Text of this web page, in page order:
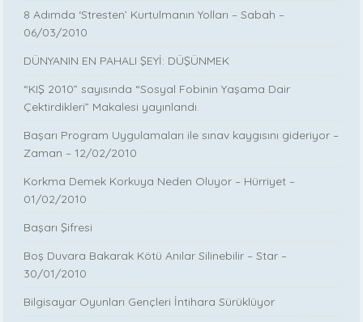
8 Adımda ‘Stresten’ Kurtulmanın Yolları – Sabah –
06/03/2010
DÜNYANIN EN PAHALI ŞEYİ: DÜŞÜNMEK
“KIŞ 2010” sayısında “Sosyal Fobinin Yaşama Dair
Çektirdikleri” Makalesi yayınlandı.
Başarı Program Uygulamaları ile sınav kaygısını gideriyor –
Zaman – 12/02/2010
Korkma Demek Korkuya Neden Oluyor – Hürriyet –
01/02/2010
Başarı Şifresi
Boş Duvara Bakarak Kötü Anılar Silinebilir – Star –
30/01/2010
Bilgisayar Oyunları Gençleri İntihara Sürüklüyor